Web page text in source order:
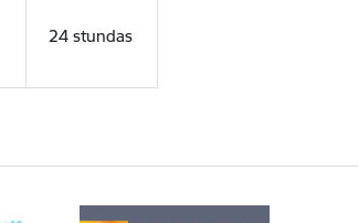
24 stundas